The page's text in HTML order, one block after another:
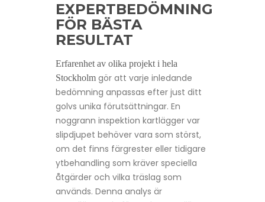
EXPERTBEDÖMNING
FÖR BÄSTA
RESULTAT
Erfarenhet av olika projekt i hela
Stockholm gör att varje inledande
bedömning anpassas efter just ditt
golvs unika förutsättningar. En
noggrann inspektion kartlägger var
slipdjupet behöver vara som störst,
om det finns färgrester eller tidigare
ytbehandling som kräver speciella
åtgärder och vilka träslag som
används. Denna analys är